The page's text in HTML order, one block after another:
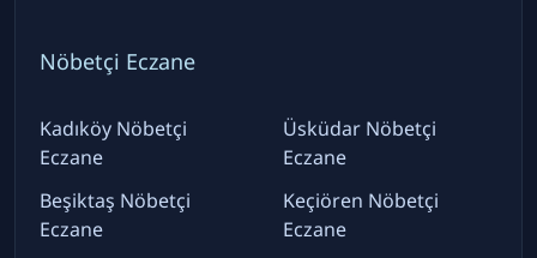
Nöbetçi Eczane
Kadıköy Nöbetçi
Eczane
Beşiktaş Nöbetçi
Eczane
Üsküdar Nöbetçi
Eczane
Keçiören Nöbetçi
Eczane